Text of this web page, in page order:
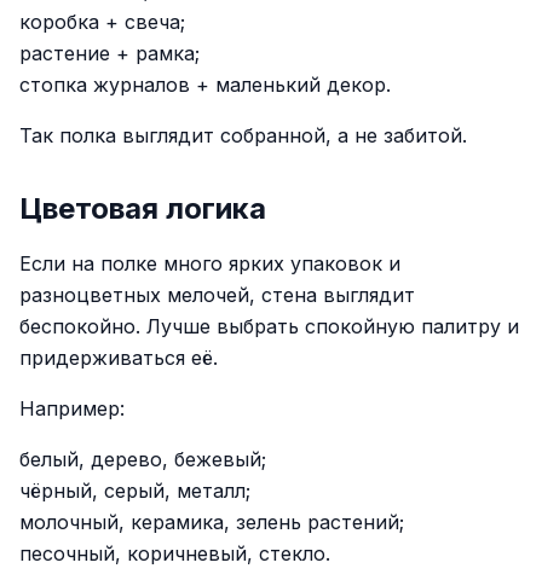
коробка + свеча;
растение + рамка;
стопка журналов + маленький декор.
Так полка выглядит собранной, а не забитой.
Цветовая логика
Если на полке много ярких упаковок и
разноцветных мелочей, стена выглядит
беспокойно. Лучше выбрать спокойную палитру и
придерживаться её.
Например:
белый, дерево, бежевый;
чёрный, серый, металл;
молочный, керамика, зелень растений;
песочный, коричневый, стекло.